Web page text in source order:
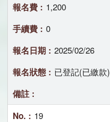
1,200
0
2025/02/26
已登記(已繳款)
19